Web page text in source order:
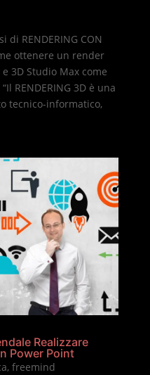
RENDERING CON
ottenere un render
3D Studio Max come
RENDERING 3D è una
tecnico-informatico,
Realizzare
Power Point
, freemind